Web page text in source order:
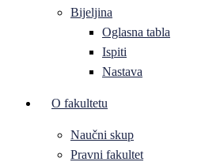
Bijeljina
Oglasna tabla
Ispiti
Nastava
O fakultetu
Naučni skup
Pravni fakultet